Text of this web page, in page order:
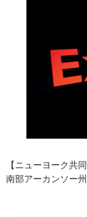
【ニューヨーク共
南部アーカンソー